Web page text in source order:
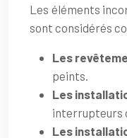
Les éléments
sont considérés
Les
peints.
Les
interrupteurs
Les